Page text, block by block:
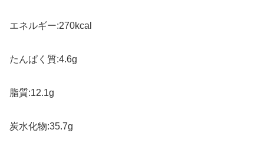
エネルギー:270kcal
たんぱく質:4.6g
脂質:12.1g
炭水化物:35.7g